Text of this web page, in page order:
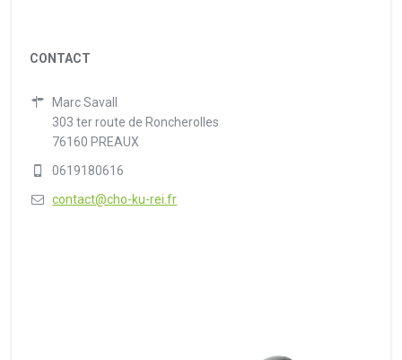
CONTACT
Marc Savall
303 ter route de Roncherolles
76160 PREAUX
0619180616
contact@cho-ku-rei.fr